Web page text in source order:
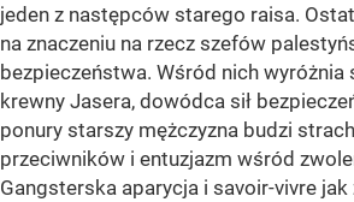
jeden z następców starego raisa.
na znaczeniu na rzecz szefów
bezpieczeństwa. Wśród nich wyróżnia
krewny Jasera, dowódca sił
ponury starszy mężczyzna budzi
przeciwników i entuzjazm wśród
Gangsterska aparycja i savoir-vivre jak